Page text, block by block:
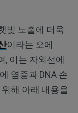
빛 노출에 더욱
이라는 오메
, 이는 자외선에
염증과 DNA 손
해 아래 내용을